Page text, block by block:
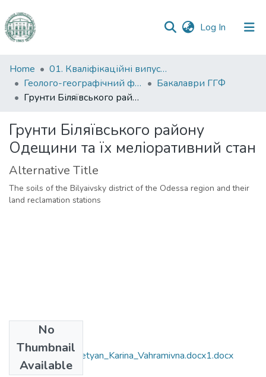
Log In (current)
Communities
&
Collections
Statistics
Home
01. Кваліфікаційні випускні роботи здобувачів вищої освіти
Геолого-географічний факультет
Бакалаври ГГФ
Грунти Біляївського району Одещини та їх меліоративний стан
Грунти Біляївського району
Одещини та їх меліоративний стан
Alternative Title
The soils of the Bilyaivsky district of the Odessa region and their
land reclamation stations
No
Thumbnail
Available
6.040104_Karapetyan_Karina_Vahramivna.docx1.docx
(160.4 KB)